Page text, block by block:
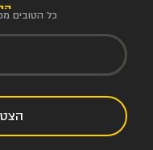
כל הטובים